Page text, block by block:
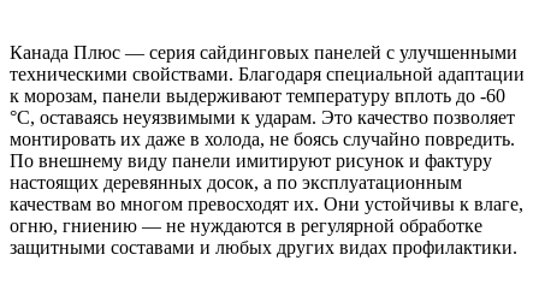
Канада Плюс — серия сайдинговых панелей с улучшенными
техническими свойствами. Благодаря специальной адаптации
к морозам, панели выдерживают температуру вплоть до -60
°C, оставаясь неуязвимыми к ударам. Это качество позволяет
монтировать их даже в холода, не боясь случайно повредить.
По внешнему виду панели имитируют рисунок и фактуру
настоящих деревянных досок, а по эксплуатационным
качествам во многом превосходят их. Они устойчивы к влаге,
огню, гниению — не нуждаются в регулярной обработке
защитными составами и любых других видах профилактики.